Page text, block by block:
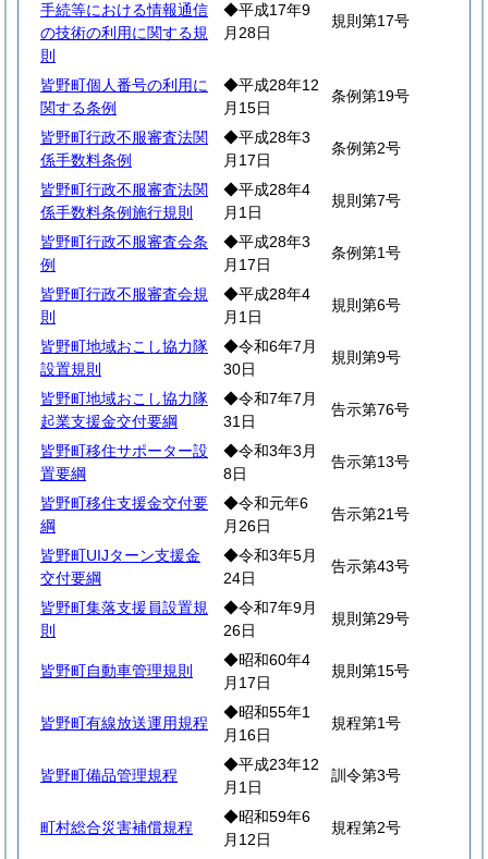
手続等における情報通信
の技術の利用に関する規
則
◆平成17年9
月28日
規則第17号
皆野町個人番号の利用に
関する条例
◆平成28年12
月15日
条例第19号
皆野町行政不服審査法関
係手数料条例
◆平成28年3
月17日
条例第2号
皆野町行政不服審査法関
係手数料条例施行規則
◆平成28年4
月1日
規則第7号
皆野町行政不服審査会条
例
◆平成28年3
月17日
条例第1号
皆野町行政不服審査会規
則
◆平成28年4
月1日
規則第6号
皆野町地域おこし協力隊
設置規則
◆令和6年7月
30日
規則第9号
皆野町地域おこし協力隊
起業支援金交付要綱
◆令和7年7月
31日
告示第76号
皆野町移住サポーター設
置要綱
◆令和3年3月
8日
告示第13号
皆野町移住支援金交付要
綱
◆令和元年6
月26日
告示第21号
皆野町UIJターン支援金
交付要綱
◆令和3年5月
24日
告示第43号
皆野町集落支援員設置規
則
◆令和7年9月
26日
規則第29号
皆野町自動車管理規則
◆昭和60年4
月17日
規則第15号
皆野町有線放送運用規程
◆昭和55年1
月16日
規程第1号
皆野町備品管理規程
◆平成23年12
月1日
訓令第3号
町村総合災害補償規程
◆昭和59年6
月12日
規程第2号